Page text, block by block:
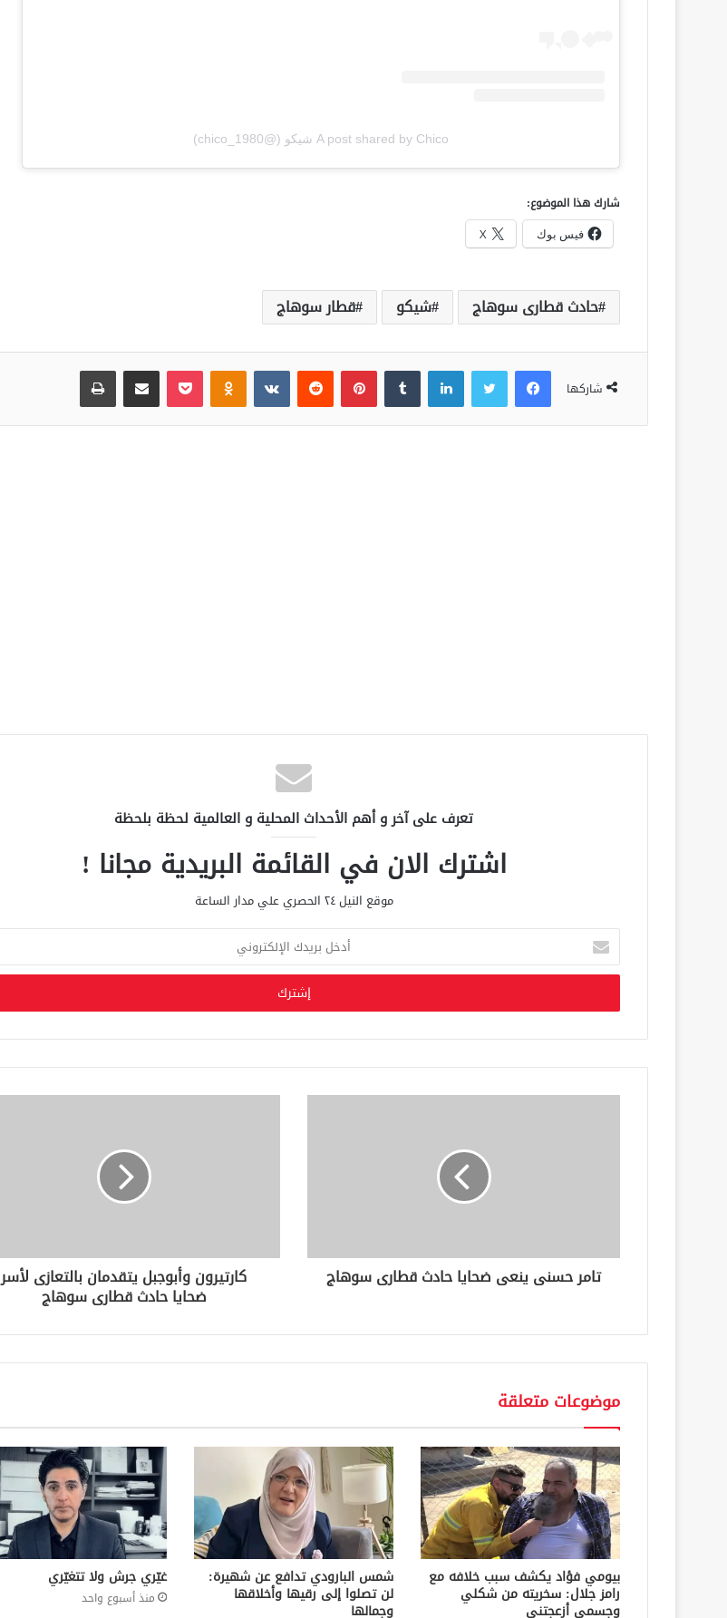
A post shared by Chico شيكو (@chico_1980)
شارك هذا الموضوع:
فيس بوك X
حادث قطارى سوهاج شيكو قطار سوهاج
شاركها
فيسبوك لينكدإن بينتيريست بوكيت
تعرف على آخر و أهم الأحداث المحلية و العالمية لحظة بلحظة
اشترك الان في القائمة البريدية مجانا !
موقع النيل ٢٤ الحصري علي مدار الساعة
خ
ب
ر
د
ك
ن
تامر حسنى ينعى ضحايا حادث قطارى سوهاج كارتيرون وأبوجبل يتقدمان بالتعازى لأسر
ضحايا حادث قطارى سوهاج
موضوعات متعلقة
بيومي فؤاد يكشف سبب خلافه مع
رامز جلال: سخريته من شكلي
وجسمي أزعجتني
شمس البارودي تدافع عن شهيرة:
لن تصلوا إلى رقيها وأخلاقها
وجمالها
غيّري جرش ولا تتغيّري
منذ أسبوع واحد